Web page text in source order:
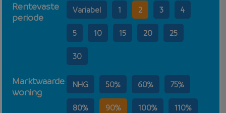
Rentevaste
periode
Variabel 1 2 3 4
5 10 15 20 25
30
Marktwaarde
woning
NHG 50% 60% 75%
80% 90% 100% 110%